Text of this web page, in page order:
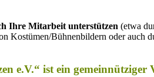
Ihre Mit­ar­beit unter­stüt­zen (etwa
Kostümen/Bühnenbildern oder auch
e.V.“ ist ein gemeinnütziger